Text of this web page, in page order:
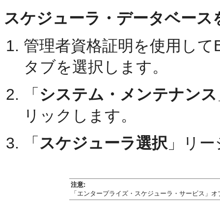
スケジューラ・データベー
管理者資格証明を使用し
タブを選択します。
「 システム・メンテナンス
リックします。
「 スケジューラ選択 」リ
注意:
「エンタープライズ・スケジューラ・サービス」